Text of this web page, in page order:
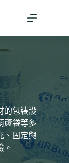
的包裝設
蘆袋等多
、固定與
。